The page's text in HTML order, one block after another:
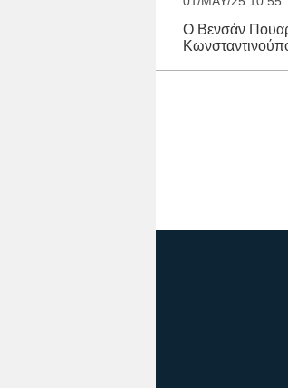
Ο Βενσάν